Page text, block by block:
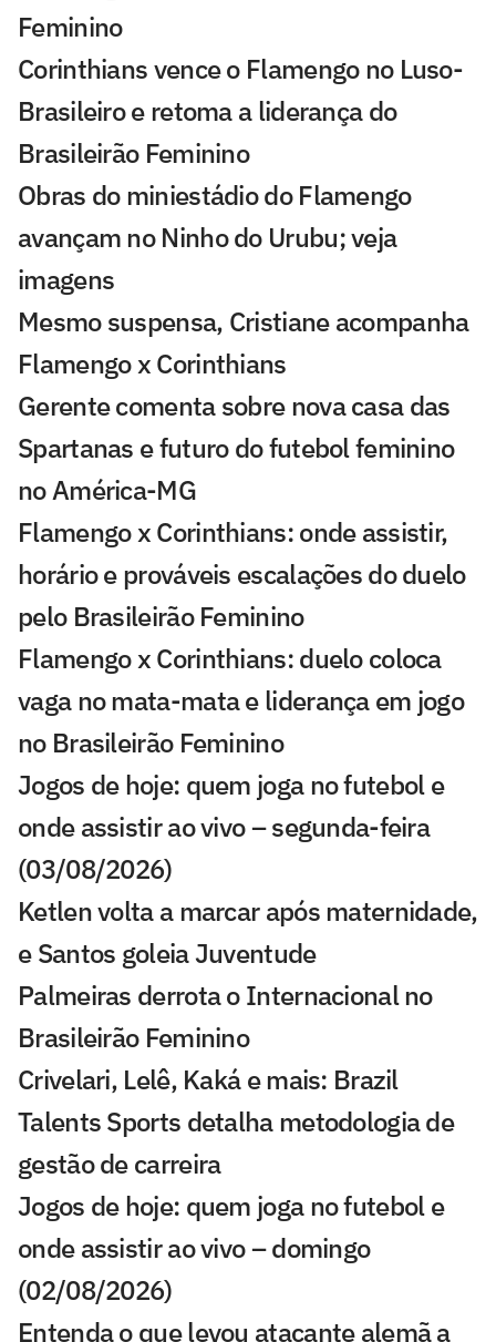
Feminino
Corinthians vence o Flamengo no Luso-
Brasileiro e retoma a liderança do
Brasileirão Feminino
Obras do miniestádio do Flamengo
avançam no Ninho do Urubu; veja
imagens
Mesmo suspensa, Cristiane acompanha
Flamengo x Corinthians
Gerente comenta sobre nova casa das
Spartanas e futuro do futebol feminino
no América-MG
Flamengo x Corinthians: onde assistir,
horário e prováveis escalações do duelo
pelo Brasileirão Feminino
Flamengo x Corinthians: duelo coloca
vaga no mata-mata e liderança em jogo
no Brasileirão Feminino
Jogos de hoje: quem joga no futebol e
onde assistir ao vivo – segunda-feira
(03/08/2026)
Ketlen volta a marcar após maternidade,
e Santos goleia Juventude
Palmeiras derrota o Internacional no
Brasileirão Feminino
Crivelari, Lelê, Kaká e mais: Brazil
Talents Sports detalha metodologia de
gestão de carreira
Jogos de hoje: quem joga no futebol e
onde assistir ao vivo – domingo
(02/08/2026)
Entenda o que levou atacante alemã a